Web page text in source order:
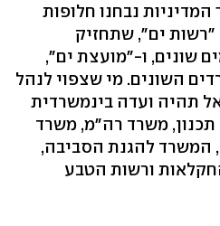
נבחנו חלופות
"רשות ים", שתחזיק
שונים, ו-"מועצת ים",
השונים. מי שצפוי לנהל
תהיה ועדה בינמשרדית
משרד רה"מ, משרד
המשרד להגנת הסביבה,
ורשות הטבע